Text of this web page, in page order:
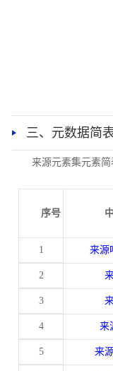
三、元数据简
来源元素集元素简
序号
1 来源
2
3
4 来
5 来